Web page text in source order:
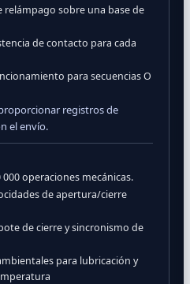
relámpago sobre una base de
de contacto para cada
para secuencias O
registros de
el envío.
operaciones mecánicas.
de apertura/cierre
de cierre y sincronismo de
para lubricación y